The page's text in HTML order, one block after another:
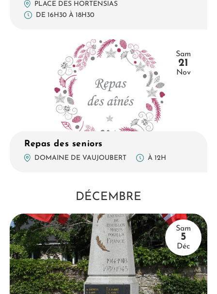
PLACE DES HORTENSIAS
DE 16H30 À 18H30
Sam
21
Nov
Repas des seniors
DOMAINE DE VAUJOUBERT À 12H
DÉCEMBRE
Sam
5
Déc